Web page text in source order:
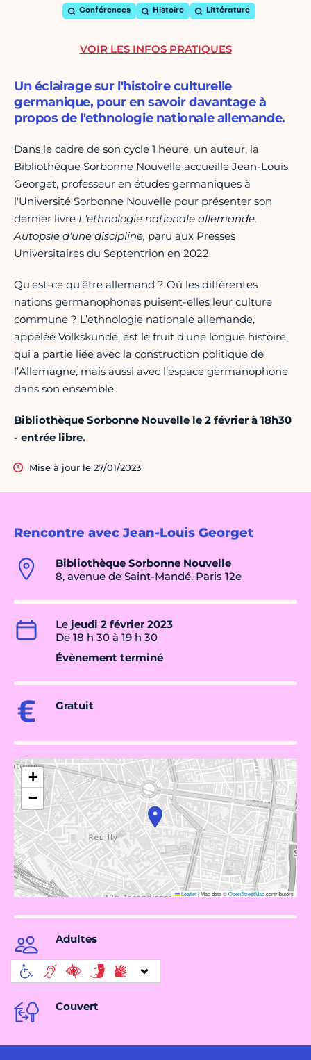
Conférences Histoire Littérature
Rencontre avec Jean-Louis Georget
Bibliothèque Sorbonne Nouvelle
8, avenue de Saint-Mandé, Paris 12e
Le jeudi 2 février 2023
De 18 h 30 à 19 h 30
Évènement terminé
Gratuit
+
−
Leaflet|Map data ©OpenStreetMapcontributors
Adultes
Couvert
Un éclairage sur l'histoire culturelle
germanique, pour en savoir davantage à
propos de l'ethnologie nationale allemande.
Dans le cadre de son cycle 1 heure, un auteur, la
Bibliothèque Sorbonne Nouvelle accueille Jean-Louis
Georget, professeur en études germaniques à
l'Université Sorbonne Nouvelle pour présenter son
dernier livre L'ethnologie nationale allemande.
Autopsie d'une discipline, paru aux Presses
Universitaires du Septentrion en 2022.
Qu'est-ce qu’être allemand ? Où les différentes
nations germanophones puisent-elles leur culture
commune ? L’ethnologie nationale allemande,
appelée Volkskunde, est le fruit d’une longue histoire,
qui a partie liée avec la construction politique de
l’Allemagne, mais aussi avec l’espace germanophone
dans son ensemble.
Bibliothèque Sorbonne Nouvelle le 2 février à 18h30
- entrée libre.
Mise à jour le 27/01/2023
VOIR LES INFOS PRATIQUES